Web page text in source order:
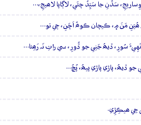
سَڌُنِ جا سَيِّدُ چئَي، لاڳاپا لاھيجِ،…
ھُيَنِ مَنَ ۾، ڪيچان ڪوھُ اَچَنِ، جٖي تو…
سُورِ، ڏيھُ جَنِي جو ڏُورِ، سي راتِ نَہ رَھِئا…
ڏيھُ، پاڙي پاڙي پيھُ، پُڇُ…
جِي ھيڪِڙِي.